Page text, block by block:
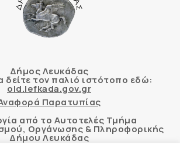
Δήμος Λευκάδας
δείτε τον παλιό ιστότοπο εδώ:
old.lefkada.gov.gr
Παρατυπίας
από το Αυτοτελές Τμήμα
Οργάνωσης & Πληροφορικής
Δήμου Λευκάδας